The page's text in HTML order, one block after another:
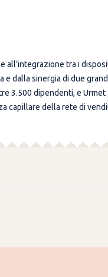
all’integrazione tra i
e dalla sinergia di due
3.500 dipendenti, e Urmet
capillare della rete di